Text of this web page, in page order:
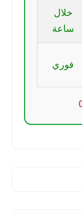
خلال
ساعة
فوري